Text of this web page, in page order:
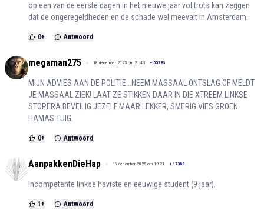
op een van de eerste dagen in het nieuwe jaar vol trots kan zeggen
dat de ongeregeldheden en de schade wel meevalt in Amsterdam.
0+ Antwoord
megaman275 18 december 2025 om 21:43 + 55783
MIJN ADVIES AAN DE POLITIE...NEEM MASSAAL ONTSLAG OF MELDT
JE MASSAAL ZIEK! LAAT ZE STIKKEN DAAR IN DIE XTREEM LINKSE
STOPERA.BEVEILIG JEZELF MAAR LEKKER, SMERIG VIES GROEN
HAMAS TUIG.
0+ Antwoord
AanpakkenDieHap 18 december 2025 om 19:21 + 17309
Incompetente linkse haviste en eeuwige student (9 jaar).
1 + Antwoord